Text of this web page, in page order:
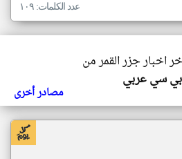
عدد الكلمات: ١٠٩
اخبار جزر القمر من
سي عربي
مصادر أخرى